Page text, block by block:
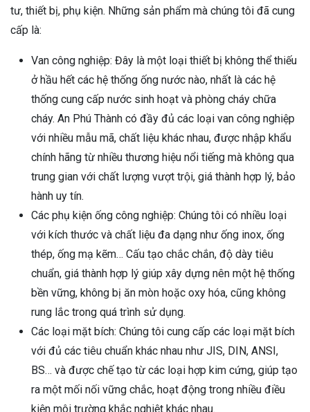
tư, thiết bị, phụ kiện. Những sản phẩm mà chúng tôi đã cung
cấp là:
Van công nghiệp: Đây là một loại thiết bị không thể thiếu
ở hầu hết các hệ thống ống nước nào, nhất là các hệ
thống cung cấp nước sinh hoạt và phòng cháy chữa
cháy. An Phú Thành có đầy đủ các loại van công nghiệp
với nhiều mẫu mã, chất liệu khác nhau, được nhập khẩu
chính hãng từ nhiều thương hiệu nổi tiếng mà không qua
trung gian với chất lượng vượt trội, giá thành hợp lý, bảo
hành uy tín.
Các phụ kiện ống công nghiệp: Chúng tôi có nhiều loại
với kích thước và chất liệu đa dạng như ống inox, ống
thép, ống mạ kẽm… Cấu tạo chắc chắn, độ dày tiêu
chuẩn, giá thành hợp lý giúp xây dựng nên một hệ thống
bền vững, không bị ăn mòn hoặc oxy hóa, cũng không
rung lắc trong quá trình sử dụng.
Các loại mặt bích: Chúng tôi cung cấp các loại mặt bích
với đủ các tiêu chuẩn khác nhau như JIS, DIN, ANSI,
BS… và được chế tạo từ các loại hợp kim cứng, giúp tạo
ra một mối nối vững chắc, hoạt động trong nhiều điều
kiện môi trường khắc nghiệt khác nhau.